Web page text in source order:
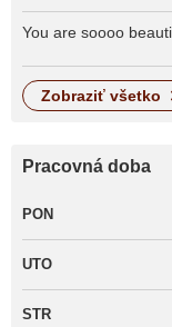
You are soooo
zobraziť všetko
Pracovná doba
PON
UTO
STR